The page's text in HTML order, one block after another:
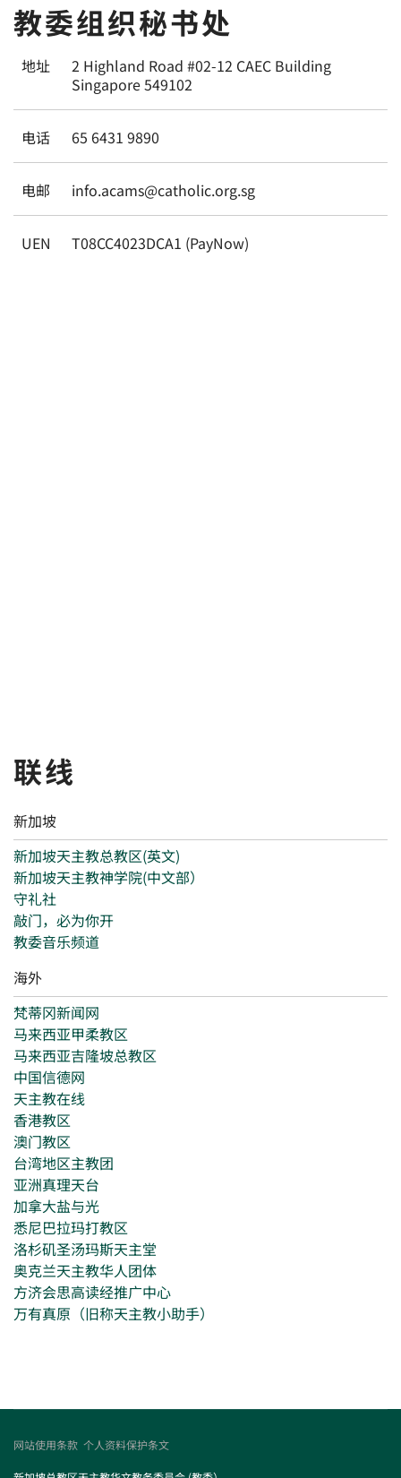
教委组织秘书处
地址
2 Highland Road #02-12 CAEC Building
Singapore 549102
电话 65 6431 9890
电邮 info.acams@catholic.org.sg
UEN T08CC4023DCA1 (PayNow)
联线
新加坡
新加坡天主教总教区(英文)
新加坡天主教神学院(中文部）
守礼社
敲门，必为你开
教委音乐频道
海外
梵蒂冈新闻网
马来西亚甲柔教区
马来西亚吉隆坡总教区
中国信德网
天主教在线
香港教区
澳门教区
台湾地区主教团
亚洲真理天台
加拿大盐与光
悉尼巴拉玛打教区
洛杉矶圣汤玛斯天主堂
奥克兰天主教华人团体
方济会思高读经推广中心
万有真原（旧称天主教小助手）
网站使用条款 个人资料保护条文